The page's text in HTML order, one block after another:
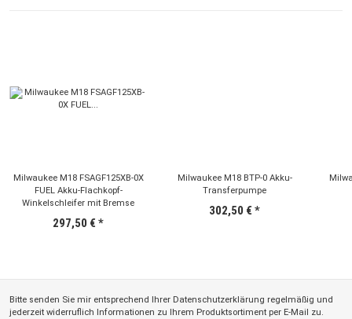
Milwaukee M18 FSAGF125XB-0X
FUEL Akku-Flachkopf-
Winkelschleifer mit Bremse
297,50 € *
Milwaukee M18 BTP-0 Akku-
Transferpumpe
302,50 € *
Bitte senden Sie mir entsprechend Ihrer Datenschutzerklärung regelmäßig und
jederzeit widerruflich Informationen zu Ihrem Produktsortiment per E-Mail zu.